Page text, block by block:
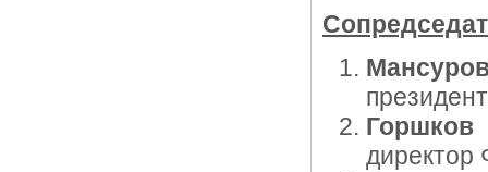
Горшков
директор